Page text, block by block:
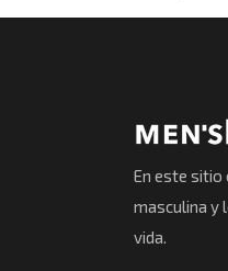
En este sitio
masculina y
vida.